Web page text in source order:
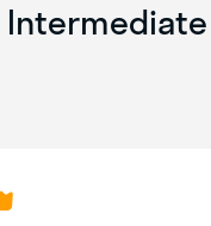
Intermediate